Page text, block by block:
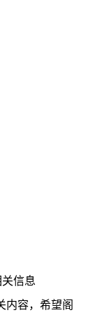
信息
内容，希望阁